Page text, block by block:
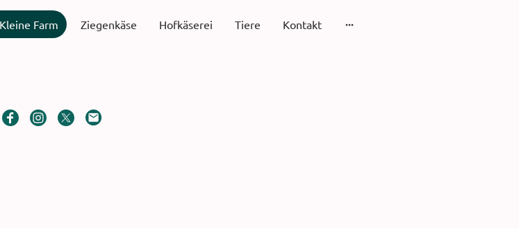
Farm Ziegenkäse Hofkäserei Tiere Kontakt